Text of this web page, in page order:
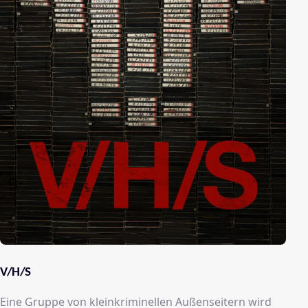
V/H/S
Eine Gruppe von kleinkriminellen Außenseitern wird